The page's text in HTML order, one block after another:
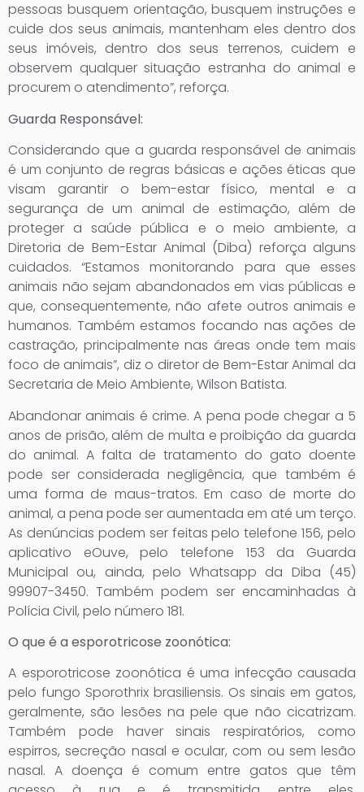
pessoas busquem orientação, busquem instruções e
cuide dos seus animais, mantenham eles dentro dos
seus imóveis, dentro dos seus terrenos, cuidem e
observem qualquer situação estranha do animal e
procurem o atendimento”, reforça.
Guarda Responsável:
Considerando que a guarda responsável de animais
é um conjunto de regras básicas e ações éticas que
visam garantir o bem-estar físico, mental e a
segurança de um animal de estimação, além de
proteger a saúde pública e o meio ambiente, a
Diretoria de Bem-Estar Animal (Diba) reforça alguns
cuidados. “Estamos monitorando para que esses
animais não sejam abandonados em vias públicas e
que, consequentemente, não afete outros animais e
humanos. Também estamos focando nas ações de
castração, principalmente nas áreas onde tem mais
foco de animais”, diz o diretor de Bem-Estar Animal da
Secretaria de Meio Ambiente, Wilson Batista.
Abandonar animais é crime. A pena pode chegar a 5
anos de prisão, além de multa e proibição da guarda
do animal. A falta de tratamento do gato doente
pode ser considerada negligência, que também é
uma forma de maus-tratos. Em caso de morte do
animal, a pena pode ser aumentada em até um terço.
As denúncias podem ser feitas pelo telefone 156, pelo
aplicativo eOuve, pelo telefone 153 da Guarda
Municipal ou, ainda, pelo Whatsapp da Diba (45)
99907-3450. Também podem ser encaminhadas à
Polícia Civil, pelo número 181.
O que é a esporotricose zoonótica:
A esporotricose zoonótica é uma infecção causada
pelo fungo Sporothrix brasiliensis. Os sinais em gatos,
geralmente, são lesões na pele que não cicatrizam.
Também pode haver sinais respiratórios, como
espirros, secreção nasal e ocular, com ou sem lesão
nasal. A doença é comum entre gatos que têm